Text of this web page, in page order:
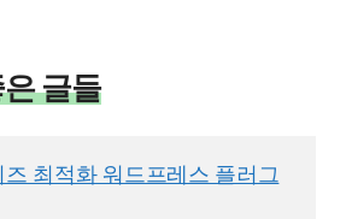
글들
최적화 워드프레스 플러그